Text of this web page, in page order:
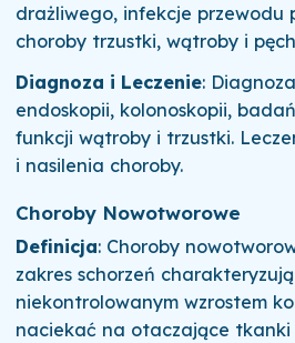
drażliwego, infekcje przewodu
choroby trzustki, wątroby i
Diagnoza i Leczenie:
endoskopii, kolonoskopii,
funkcji wątroby i trzustki.
i nasilenia choroby.
Choroby Nowotworowe
Definicja: Choroby
zakres schorzeń
niekontrolowanym wzrostem
naciekać na otaczające tkanki